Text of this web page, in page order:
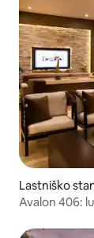
Lastniško
Avalon 406: